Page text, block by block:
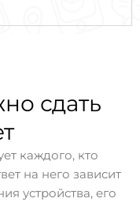
сдать
каждого, кто
на него зависит
устройства, его